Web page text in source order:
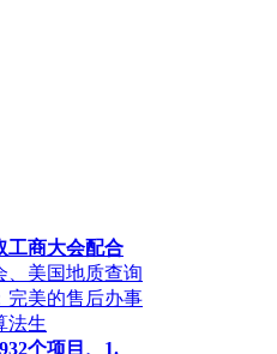
工商大会配合
、美国地质查询
完美的售后办事
法生
个项目、1.